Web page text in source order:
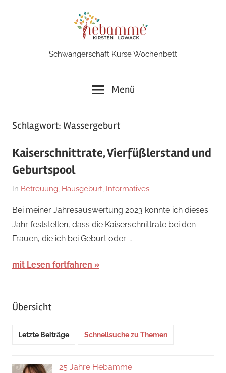
Hebamme
Schwangerschaft Kurse Wochenbett
Menü
Schlagwort: Wassergeburt
Kaiserschnittrate, Vierfüßlerstand und
Geburtspool
Am
Januar
2024
Von
In Betreuung, Hausgeburt, Informatives
Bei meiner Jahresauswertung 2023 konnte ich dieses
Jahr feststellen, dass die Kaiserschnittrate bei den
Frauen, die ich bei Geburt oder …
mit Lesen fortfahren
Übersicht
Letzte Beiträge Schnellsuche zu Themen
25 Jahre Hebamme